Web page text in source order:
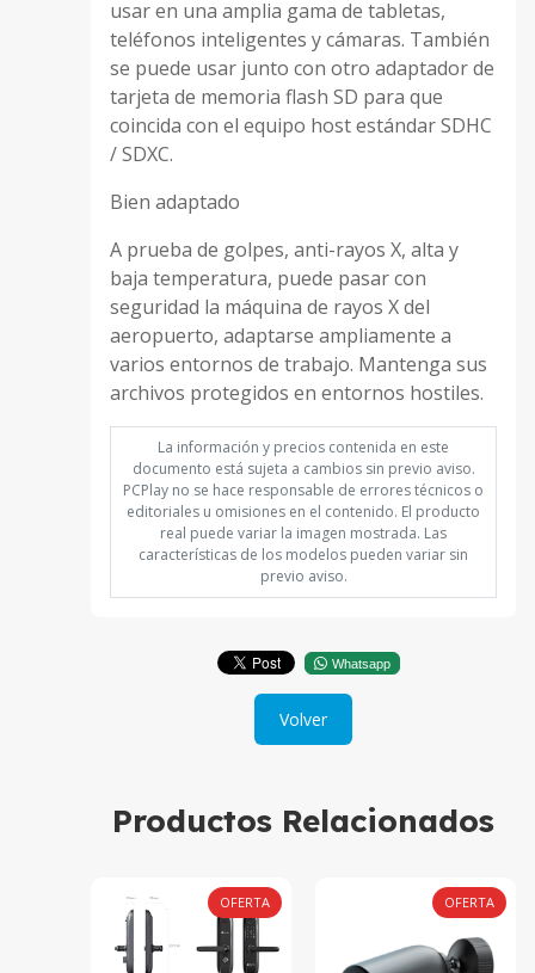
usar en una amplia gama de tabletas,
teléfonos inteligentes y cámaras. También
se puede usar junto con otro adaptador de
tarjeta de memoria flash SD para que
coincida con el equipo host estándar SDHC
/ SDXC.
Bien adaptado
A prueba de golpes, anti-rayos X, alta y
baja temperatura, puede pasar con
seguridad la máquina de rayos X del
aeropuerto, adaptarse ampliamente a
varios entornos de trabajo. Mantenga sus
archivos protegidos en entornos hostiles.
La información y precios contenida en este
documento está sujeta a cambios sin previo aviso.
PCPlay no se hace responsable de errores técnicos o
editoriales u omisiones en el contenido. El producto
real puede variar la imagen mostrada. Las
características de los modelos pueden variar sin
previo aviso.
Whatsapp
Volver
Productos Relacionados
OFERTA OFERTA